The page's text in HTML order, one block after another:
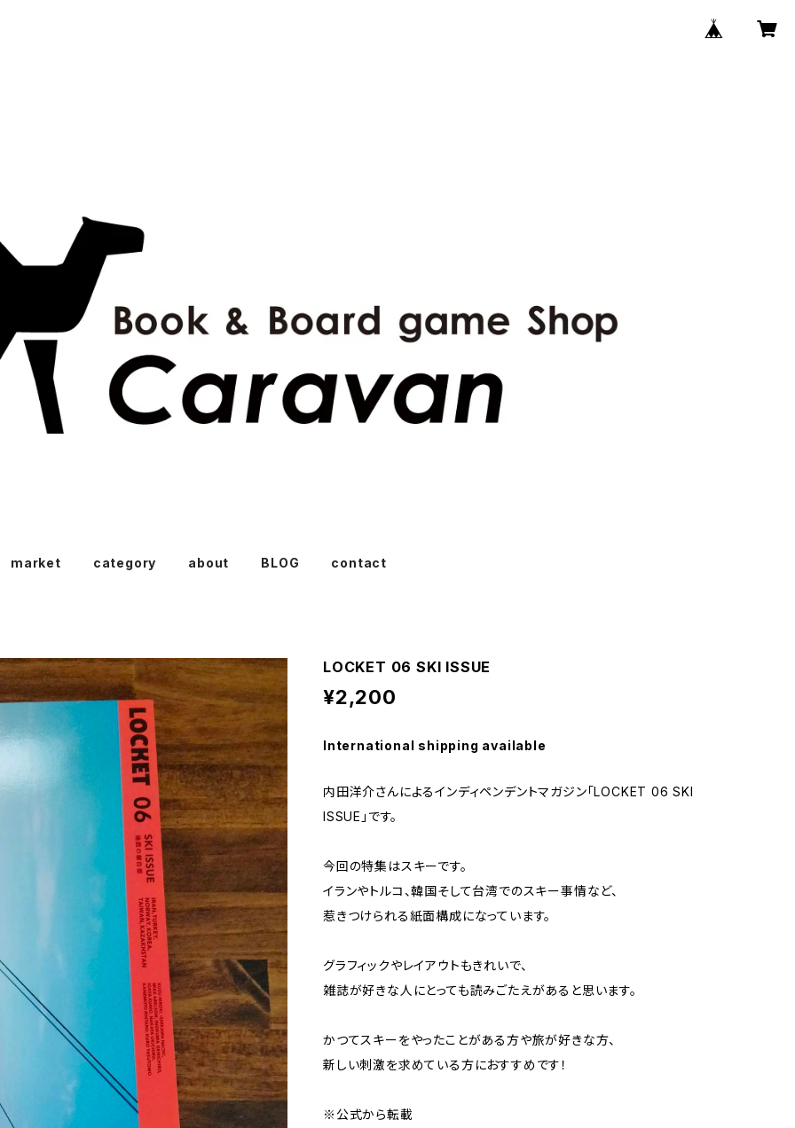
market category about BLOG contact
LOCKET 06 SKI ISSUE
¥2,200
International shipping available
内田洋介さんによるインディペンデントマガジン「LOCKET 06 SKI
ISSUE」です。
今回の特集はスキーです。
イランやトルコ、韓国そして台湾でのスキー事情など、
惹きつけられる紙面構成になっています。
グラフィックやレイアウトもきれいで、
雑誌が好きな人にとっても読みごたえがあると思います。
かつてスキーをやったことがある方や旅が好きな方、
新しい刺激を求めている方におすすめです！
※公式から転載